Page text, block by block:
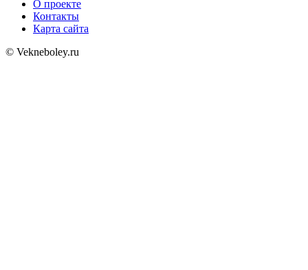
О проекте
Контакты
Карта сайта
© Vekneboley.ru